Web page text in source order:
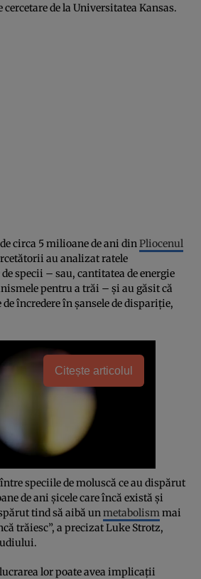
cercetare de la Universitatea Kansas.
circa 5 milioane de ani dinPliocenul
au analizat ratele
specii – sau, cantitatea de energie
pentru a trăi – şi au găsit că
încredere în şansele de dispariţie,
Citește articolul
speciile de moluscă ce au dispărut
de ani şicele care încă există şi
tind să aibă unmetabolismmai
trăiesc”, a precizat Luke Strotz,
lor poate avea implicaţii